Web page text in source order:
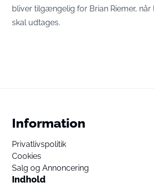
bliver tilgængelig for Brian Riemer, når
skal udtages.
Information
Privatlivspolitik
Cookies
Salg og Annoncering
Indhold